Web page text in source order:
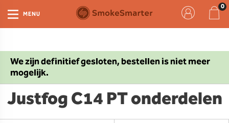
We zijn definitief gesloten, bestellen is niet meer
mogelijk.
MENU
Justfog C14 PT onderdelen